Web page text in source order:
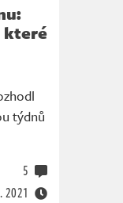
které
týdnů
2021
5